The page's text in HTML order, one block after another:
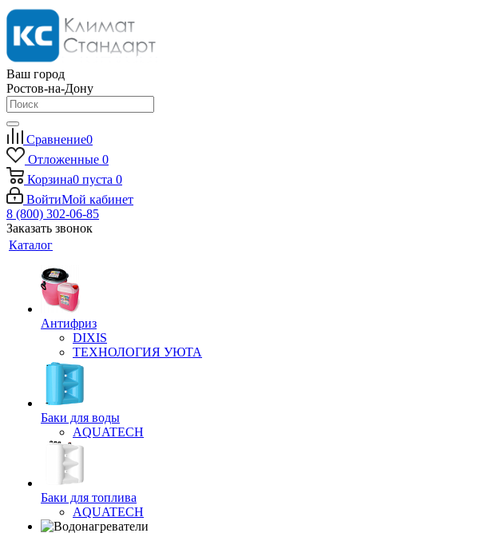
Ваш город
Ростов-на-Дону
Сравнение0
Отложенные 0
Корзина0 пуста 0
ВойтиМой кабинет
8 (800) 302-06-85
Заказать звонок
Каталог
Антифриз
DIXIS
ТЕХНОЛОГИЯ УЮТА
Баки для воды
AQUATECH
Баки для топлива
AQUATECH